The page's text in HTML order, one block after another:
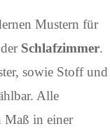
Mustern für
Schlafzimmer.
sowie Stoff und
Alle
Maß in einer